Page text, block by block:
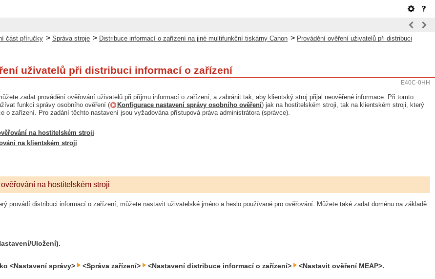
část příručky > Správa stroje > Distribuce informací o zařízení na jiné multifunkční tiskárny Canon > Provádění ověření uživatelů při distribuci
uživatelů při distribuci informací o zařízení
E40C-0HH
zadat provádění ověřování uživatelů při příjmu informací o zařízení, a zabránit tak, aby klientský stroj přijal neověřené informace. Při tomto
funkci správy osobního ověření (
Konfigurace nastavení správy osobního ověření) jak na hostitelském stroji, tak na klientském stroji, který
o zařízení. Pro zadání těchto nastavení jsou vyžadována přístupová práva administrátora (správce).
na hostitelském stroji
na klientském stroji
na hostitelském stroji
provádí distribuci informací o zařízení, můžete nastavit uživatelské jméno a heslo používané pro ověřování. Můžete také zadat doménu na základě
Uložení).
<Nastavení správy> <Správa zařízení> <Nastavení distribuce informací o zařízení> <Nastavit ověření MEAP>.